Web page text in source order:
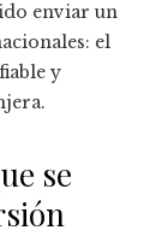
enviar un
el
y
se